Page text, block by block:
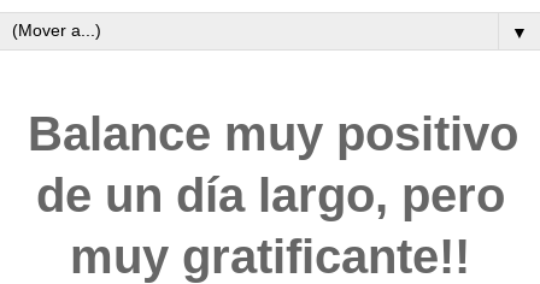
▼
Balance muy positivo
de un día largo, pero
muy gratificante!!